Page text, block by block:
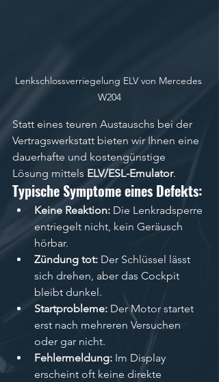
Lenkschlossverriegelung ELV von Mercedes
W204
Statt eines teuren Austauschs bei der
Vertragswerkstatt bieten wir Ihnen eine
dauerhafte und kostengünstige
Lösung mittels ELV/ESL-Emulator.
Typische Symptome eines Defekts:
Keine Reaktion: Die Lenkradsperre
entriegelt nicht, kein Geräusch
hörbar.
Zündung tot: Der Schlüssel lässt
sich drehen, aber das Cockpit
bleibt dunkel.
Startprobleme: Der Motor startet
erst nach mehreren Versuchen
oder gar nicht.
Fehlermeldung: Im Display
erscheint oft keine direkte